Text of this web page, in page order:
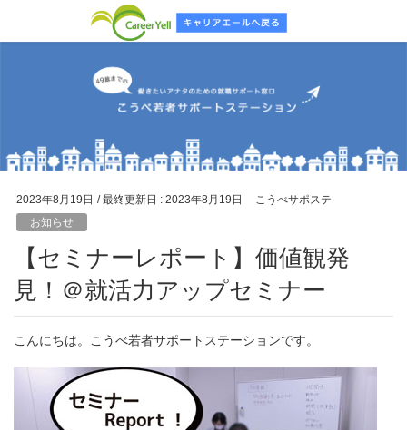
2023年8月19日 / 最終更新日 : 2023年8月19日
こうべサポステ
お知らせ
【セミナーレポート】価値観発
見！＠就活力アップセミナー
こんにちは。こうべ若者サポートステーションです。